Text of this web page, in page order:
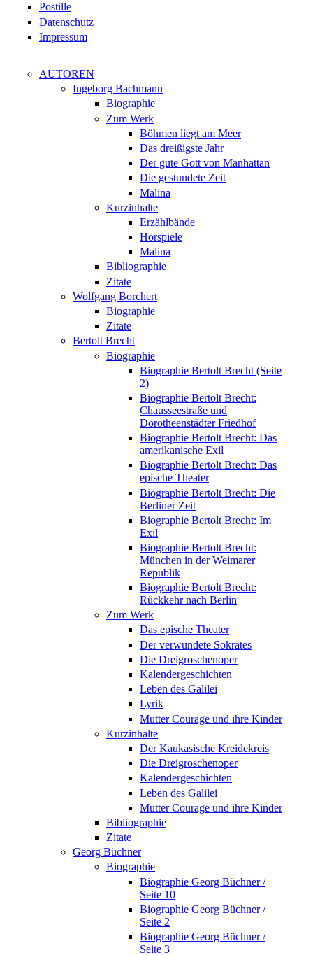
Postille
Datenschutz
Impressum
AUTOREN
Ingeborg Bachmann
Biographie
Zum Werk
Böhmen liegt am Meer
Das dreißigste Jahr
Der gute Gott von Manhattan
Die gestundete Zeit
Malina
Kurzinhalte
Erzählbände
Hörspiele
Malina
Bibliographie
Zitate
Wolfgang Borchert
Biographie
Zitate
Bertolt Brecht
Biographie
Biographie Bertolt Brecht (Seite
2)
Biographie Bertolt Brecht:
Chausseestraße und
Dorotheenstädter Friedhof
Biographie Bertolt Brecht: Das
amerikanische Exil
Biographie Bertolt Brecht: Das
epische Theater
Biographie Bertolt Brecht: Die
Berliner Zeit
Biographie Bertolt Brecht: Im
Exil
Biographie Bertolt Brecht:
München in der Weimarer
Republik
Biographie Bertolt Brecht:
Rückkehr nach Berlin
Zum Werk
Das epische Theater
Der verwundete Sokrates
Die Dreigroschenoper
Kalendergeschichten
Leben des Galilei
Lyrik
Mutter Courage und ihre Kinder
Kurzinhalte
Der Kaukasische Kreidekreis
Die Dreigroschenoper
Kalendergeschichten
Leben des Galilei
Mutter Courage und ihre Kinder
Bibliographie
Zitate
Georg Büchner
Biographie
Biographie Georg Büchner /
Seite 10
Biographie Georg Büchner /
Seite 2
Biographie Georg Büchner /
Seite 3